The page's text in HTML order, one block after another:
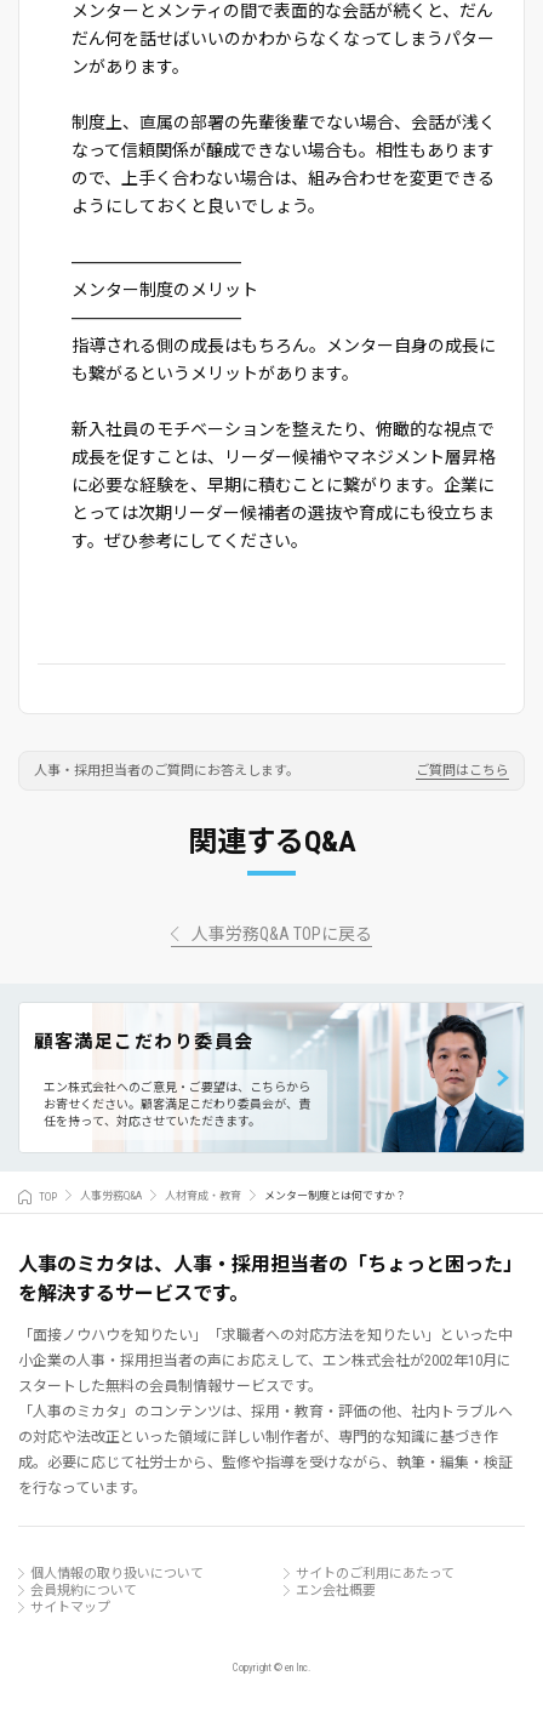
メンターとメンティの間で表面的な会話が続くと、だん
だん何を話せばいいのかわからなくなってしまうパター
ンがあります。
制度上、直属の部署の先輩後輩でない場合、会話が浅く
なって信頼関係が醸成できない場合も。相性もあります
ので、上手く合わない場合は、組み合わせを変更できる
ようにしておくと良いでしょう。
――――――――――
メンター制度のメリット
――――――――――
指導される側の成長はもちろん。メンター自身の成長に
も繋がるというメリットがあります。
新入社員のモチベーションを整えたり、俯瞰的な視点で
成長を促すことは、リーダー候補やマネジメント層昇格
に必要な経験を、早期に積むことに繋がります。企業に
とっては次期リーダー候補者の選抜や育成にも役立ちま
す。ぜひ参考にしてください。
人事・採用担当者のご質問にお答えします。 ご質問はこちら
関連するQ&A
人事労務Q&A TOPに戻る
顧客満足こだわり委員会
エン株式会社へのご意見・ご要望は、こちらから
お寄せください。 顧客満足こだわり委員会が、責
任を持って、対応させていただきます。
TOP 人事労務Q&A 人材育成・教育 メンター制度とは何ですか？
人事のミカタは、人事・採用担当者の「ちょっと困った」
を解決するサービスです。
「面接ノウハウを知りたい」「求職者への対応方法を知りたい」といった中
小企業の人事・採用担当者の声にお応えして、エン株式会社が2002年10月に
スタートした無料の会員制情報サービスです。
「人事のミカタ」のコンテンツは、採用・教育・評価の他、社内トラブルへ
の対応や法改正といった領域に詳しい制作者が、専門的な知識に基づき作
成。必要に応じて社労士から、監修や指導を受けながら、執筆・編集・検証
を行なっています。
個人情報の取り扱いについて
サイトのご利用にあたって
会員規約について
エン会社概要
サイトマップ
Copyright © en Inc.